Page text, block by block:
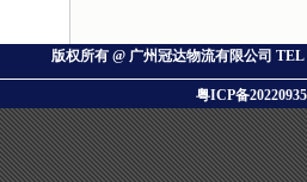
版权所有 @ 广州冠达物流有限公司 TEL
粤ICP备